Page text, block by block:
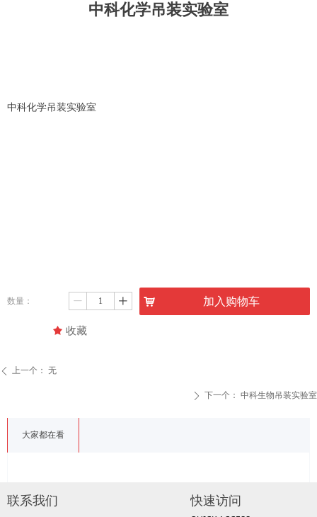
中科化学吊装实验室
大家都在看
ꄴ 上一个： 无
ꄲ 下一个： 中科生物吊装实验室
中科化学吊装实验室
낙 加入购物车
数量： ꄷ ꄸ
끄 收藏
联系我们 快速访问